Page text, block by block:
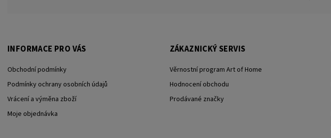
INFORMACE PRO VÁS
Obchodní podmínky
Podmínky ochrany osobních údajů
Vrácení a výměna zboží
Moje objednávka
ZÁKAZNICKÝ SERVIS
Věrnostní program Art of Home
Hodnocení obchodu
Prodávané značky